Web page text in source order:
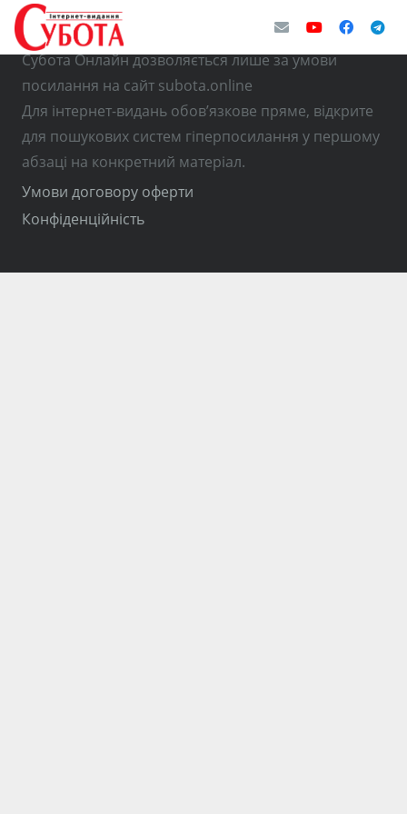
© Використання матеріалів з інтернет-видання
Субота Онлайн дозволяється лише за умови
посилання на сайт subota.online
Для інтернет-видань обов’язкове пряме, відкрите
для пошукових систем гіперпосилання у першому
абзаці на конкретний матеріал.
Умови договору оферти
Конфіденційність